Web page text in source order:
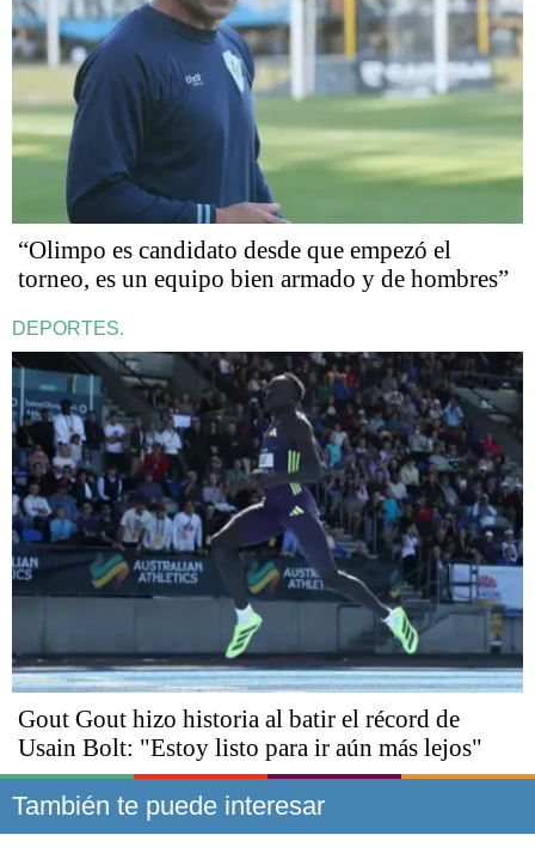
“Olimpo es candidato desde que empezó el
torneo, es un equipo bien armado y de hombres”
DEPORTES.
Gout Gout hizo historia al batir el récord de
Usain Bolt: "Estoy listo para ir aún más lejos"
También te puede interesar